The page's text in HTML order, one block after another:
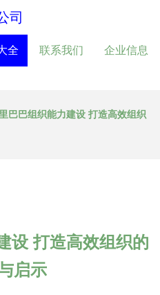
司
全 联系我们 企业信息
巴巴组织能力建设 打造高效组织
设 打造高效组织的
启示